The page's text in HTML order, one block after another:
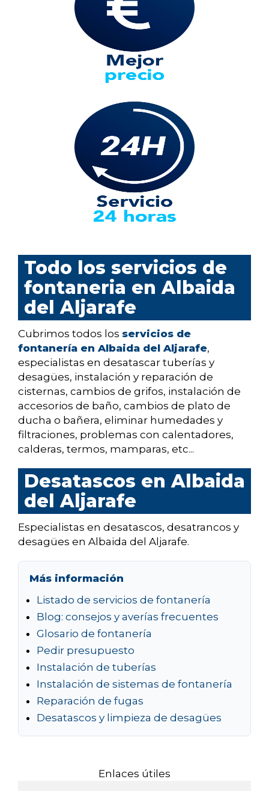
Todo los servicios de
fontaneria en Albaida
del Aljarafe
Cubrimos todos los servicios de
fontanería en Albaida del Aljarafe,
especialistas en desatascar tuberías y
desagües, instalación y reparación de
cisternas, cambios de grifos, instalación de
accesorios de baño, cambios de plato de
ducha o bañera, eliminar humedades y
filtraciones, problemas con calentadores,
calderas, termos, mamparas, etc...
Desatascos en Albaida
del Aljarafe
Especialistas en desatascos, desatrancos y
desagües en Albaida del Aljarafe.
Más información
Listado de servicios de fontanería
Blog: consejos y averías frecuentes
Glosario de fontanería
Pedir presupuesto
Instalación de tuberías
Instalación de sistemas de fontanería
Reparación de fugas
Desatascos y limpieza de desagües
Enlaces útiles